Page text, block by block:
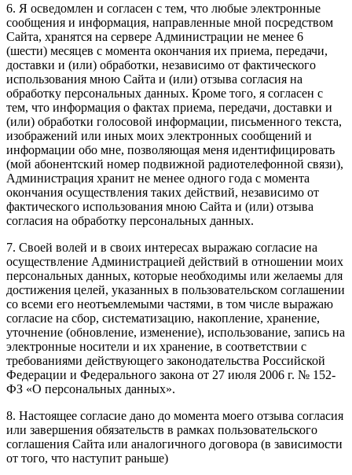
6. Я осведомлен и согласен с тем, что любые электронные
сообщения и информация, направленные мной посредством
Сайта, хранятся на сервере Администрации не менее 6
(шести) месяцев с момента окончания их приема, передачи,
доставки и (или) обработки, независимо от фактического
использования мною Сайта и (или) отзыва согласия на
обработку персональных данных. Кроме того, я согласен с
тем, что информация о фактах приема, передачи, доставки и
(или) обработки голосовой информации, письменного текста,
изображений или иных моих электронных сообщений и
информации обо мне, позволяющая меня идентифицировать
(мой абонентский номер подвижной радиотелефонной связи),
Администрация хранит не менее одного года с момента
окончания осуществления таких действий, независимо от
фактического использования мною Сайта и (или) отзыва
согласия на обработку персональных данных.
7. Своей волей и в своих интересах выражаю согласие на
осуществление Администрацией действий в отношении моих
персональных данных, которые необходимы или желаемы для
достижения целей, указанных в пользовательском соглашении
со всеми его неотъемлемыми частями, в том числе выражаю
согласие на сбор, систематизацию, накопление, хранение,
уточнение (обновление, изменение), использование, запись на
электронные носители и их хранение, в соответствии с
требованиями действующего законодательства Российской
Федерации и Федерального закона от 27 июля 2006 г. № 152-
ФЗ «О персональных данных».
8. Настоящее согласие дано до момента моего отзыва согласия
или завершения обязательств в рамках пользовательского
соглашения Сайта или аналогичного договора (в зависимости
от того, что наступит раньше)